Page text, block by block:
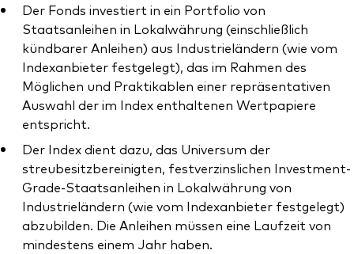
Der Fonds investiert in ein Portfolio von
Staatsanleihen in Lokalwährung (einschließlich
kündbarer Anleihen) aus Industrieländern (wie vom
Indexanbieter festgelegt), das im Rahmen des
Möglichen und Praktikablen einer repräsentativen
Auswahl der im Index enthaltenen Wertpapiere
entspricht.
Der Index dient dazu, das Universum der
streubesitzbereinigten, festverzinslichen Investment-
Grade-Staatsanleihen in Lokalwährung von
Industrieländern (wie vom Indexanbieter festgelegt)
abzubilden. Die Anleihen müssen eine Laufzeit von
mindestens einem Jahr haben.